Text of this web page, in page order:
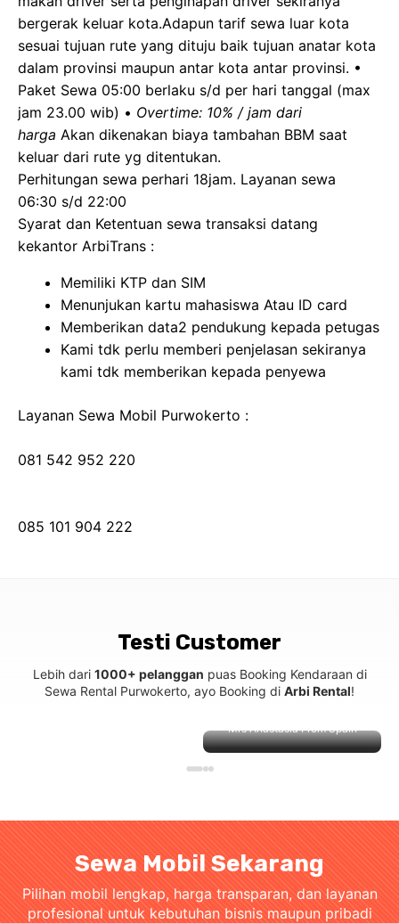
bergerak keluar kota.Adapun tarif sewa luar kota
sesuai tujuan rute yang dituju baik tujuan anatar kota
dalam provinsi maupun antar kota antar provinsi. •
Paket Sewa 05:00 berlaku s/d per hari tanggal (max
jam 23.00 wib) • Overtime: 10% / jam dari
harga Akan dikenakan biaya tambahan BBM saat
keluar dari rute yg ditentukan.
Perhitungan sewa perhari 18jam. Layanan sewa
06:30 s/d 22:00
Syarat dan Ketentuan sewa transaksi datang
kekantor ArbiTrans :
Memiliki KTP dan SIM
Menunjukan kartu mahasiswa Atau ID card
Memberikan data2 pendukung kepada petugas
Kami tdk perlu memberi penjelasan sekiranya
kami tdk memberikan kepada penyewa
Layanan Sewa Mobil Purwokerto :
081 542 952 220
085 101 904 222
Testi Customer
Lebih dari 1000+ pelanggan puas Booking Kendaraan di
Sewa Rental Purwokerto, ayo Booking di Arbi Rental!
Mrs Anastasia From Spain
Sewa Mobil Sekarang
Pilihan mobil lengkap, harga transparan, dan layanan
profesional untuk kebutuhan bisnis maupun pribadi